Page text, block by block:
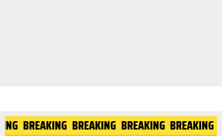
BREAKING BREAKING BREAKING BREAKING